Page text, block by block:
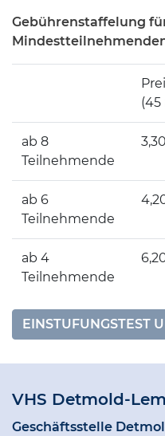
Gebührenstaffelung
(45
ab 8
Teilnehmende
ab 6
Teilnehmende
ab 4
Teilnehmende
EINSTUFUNGSTEST
VHS Detmold-
Geschäftsstelle